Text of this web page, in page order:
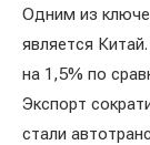
Одним из
является
на 1,5% по
Экспорт
стали